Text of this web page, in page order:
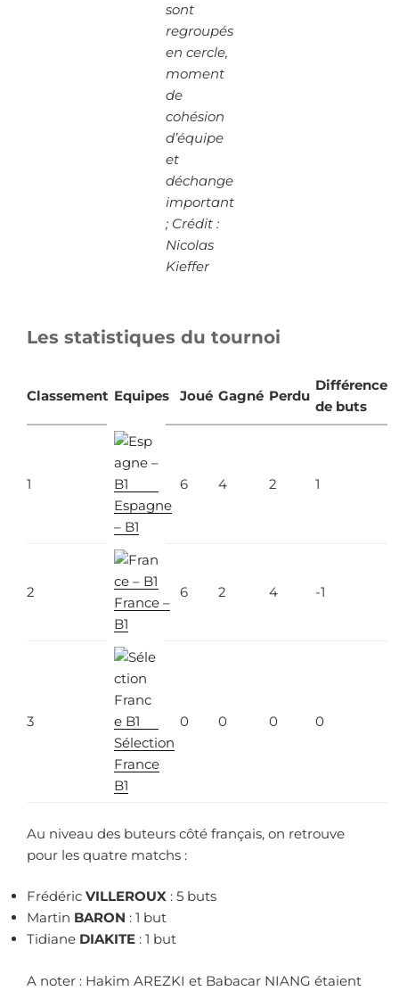
sont
regroupés
en cercle,
moment
de
cohésion
d’équipe
et
déchange
important
; Crédit :
Nicolas
Kieffer
Les statistiques du tournoi
Classement Equipes Joué Gagné Perdu
Différence
de buts
1
Espagne
– B1
6 4 2 1
2
France –
B1
6 2 4 -1
3
Sélection
France
B1
0 0 0 0
Au niveau des buteurs côté français, on retrouve
pour les quatre matchs :
Frédéric VILLEROUX : 5 buts
Martin BARON : 1 but
Tidiane DIAKITE : 1 but
A noter : Hakim AREZKI et Babacar NIANG étaient